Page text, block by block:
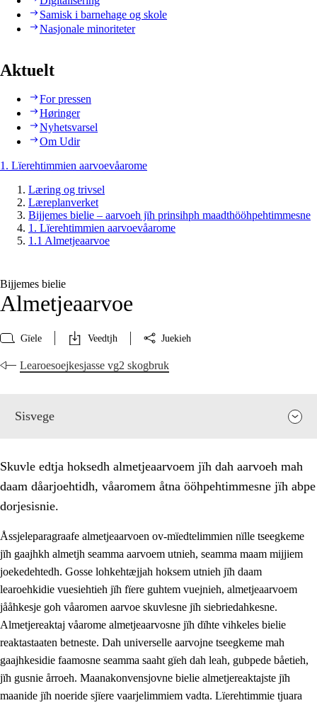
Samisk i barnehage og skole
Nasjonale minoriteter
Aktuelt
For pressen
Høringer
Nyhetsvarsel
Om Udir
1. Lïerehtimmien aarvoevåarome
Læring og trivsel
Læreplanverket
Bijjemes bielie – aarvoeh jïh prinsihph maadthööhpehtimmesne
1. Lïerehtimmien aarvoevåarome
1.1 Almetjeaarvoe
Bijjemes bielie
Almetjeaarvoe
Gïele Veedtjh Juekieh
Learoesoejkesjasse vg2 skogbruk
Sisvege
1. Lïerehtimmien aarvoevåarome
1.1 Almetjeaarvoe
1.2 Identiteete jïh kulturellen gellievoete
1.3 Laejhtehks ussjedimmie jïh etihkeles vuajnoe
Skuvle edtja hoksedh almetjeaarvoem jïh dah aarvoeh mah
daam dåarjoehtidh, våaromem åtna ööhpehtimmesne jïh abpe
dorjesisnie.
Åssjeleparagraafe almetjeaarvoen ov-mïedtelimmien nïlle tseegkeme
jïh gaajhkh almetjh seamma aarvoem utnieh, seamma maam mijjiem
joekedehtedh. Gosse lohkehtæjjah hoksem utnieh jïh daam
learoehkidie vuesiehtieh jïh fïere guhtem vuejnieh, almetjeaarvoem
jååhkesje goh våaromen aarvoe skuvlesne jïh siebriedahkesne.
Almetjereaktaj våarome almetjeaarvosne jïh dïhte vihkeles bielie
reaktastaaten betneste. Dah universelle aarvojne tseegkeme mah
gaajhkesidie faamosne seamma saaht gïeh dah leah, gubpede båetieh,
jïh gusnie årroeh. Maanakonvensjovne bielie almetjereaktajste jïh
maanide jïh noeride sjïere vaarjelimmiem vadta. Lïerehtimmie tjuara